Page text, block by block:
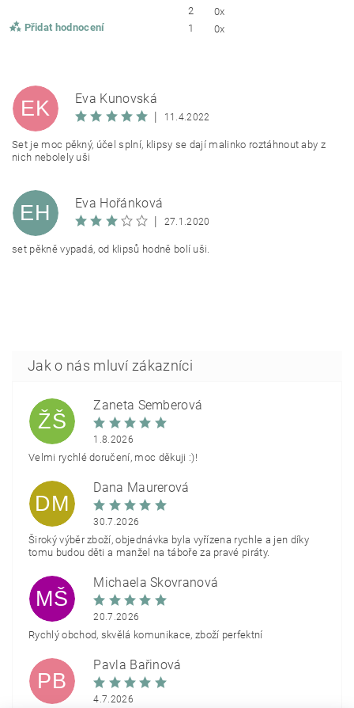
Přidat hodnocení
2
0x
1
0x
EK
Eva Kunovská
|
11.4.2022
Set je moc pěkný, účel splní, klipsy se dají malinko roztáhnout aby z
nich nebolely uši
EH
Eva Hořánková
|
27.1.2020
set pěkně vypadá, od klipsů hodně bolí uši.
ŽŠ
Žaneta Šemberová
1.8.2026
Velmi rychlé doručení, moc děkuji :)!
DM
Dana Maurerová
30.7.2026
Široký výběr zboží, objednávka byla vyřízena rychle a jen díky
tomu budou děti a manžel na táboře za pravé piráty.
MŠ
Michaela Škovranová
20.7.2026
Rychlý obchod, skvělá komunikace, zboží perfektní
PB
Pavla Bařinová
4.7.2026